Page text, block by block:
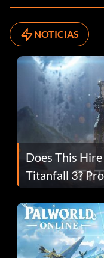
NOTICIAS
Does This
Titanfall 3?
Fans Are